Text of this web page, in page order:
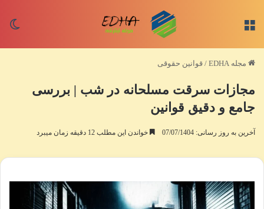
مجله EDHA / قوانین حقوقی
مجازات سرقت مسلحانه در شب | بررسی
جامع و دقیق قوانین
آخرین به روز رسانی: 07/07/1404 خواندن این مطلب 12 دقیقه زمان میبرد